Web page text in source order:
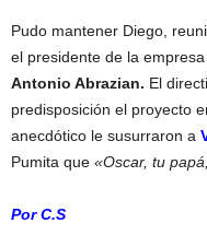
Pudo mantener Diego,
el presidente de la
Antonio Abrazian. El
predisposición el proyecto
anecdótico le susurraron a
Pumita que «Oscar, tu
Por C.S